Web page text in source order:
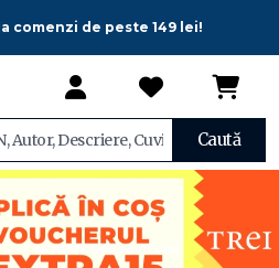
comenzi de peste 149 lei!
Caută